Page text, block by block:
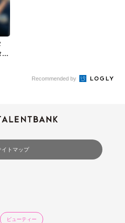
バ
Recommended by
イトマップ
ビューティー